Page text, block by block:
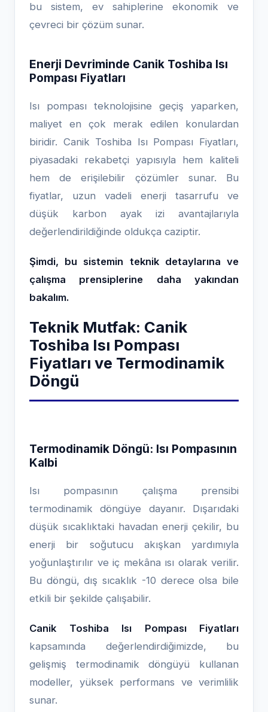
bu sistem, ev sahiplerine ekonomik ve
çevreci bir çözüm sunar.
Enerji Devriminde Canik Toshiba Isı
Pompası Fiyatları
Isı pompası teknolojisine geçiş yaparken,
maliyet en çok merak edilen konulardan
biridir. Canik Toshiba Isı Pompası Fiyatları,
piyasadaki rekabetçi yapısıyla hem kaliteli
hem de erişilebilir çözümler sunar. Bu
fiyatlar, uzun vadeli enerji tasarrufu ve
düşük karbon ayak izi avantajlarıyla
değerlendirildiğinde oldukça caziptir.
Şimdi, bu sistemin teknik detaylarına ve
çalışma prensiplerine daha yakından
bakalım.
Teknik Mutfak: Canik
Toshiba Isı Pompası
Fiyatları ve Termodinamik
Döngü
Termodinamik Döngü: Isı Pompasının
Kalbi
Isı pompasının çalışma prensibi
termodinamik döngüye dayanır. Dışarıdaki
düşük sıcaklıktaki havadan enerji çekilir, bu
enerji bir soğutucu akışkan yardımıyla
yoğunlaştırılır ve iç mekâna ısı olarak verilir.
Bu döngü, dış sıcaklık -10 derece olsa bile
etkili bir şekilde çalışabilir.
Canik Toshiba Isı Pompası Fiyatları
kapsamında değerlendirdiğimizde, bu
gelişmiş termodinamik döngüyü kullanan
modeller, yüksek performans ve verimlilik
sunar.